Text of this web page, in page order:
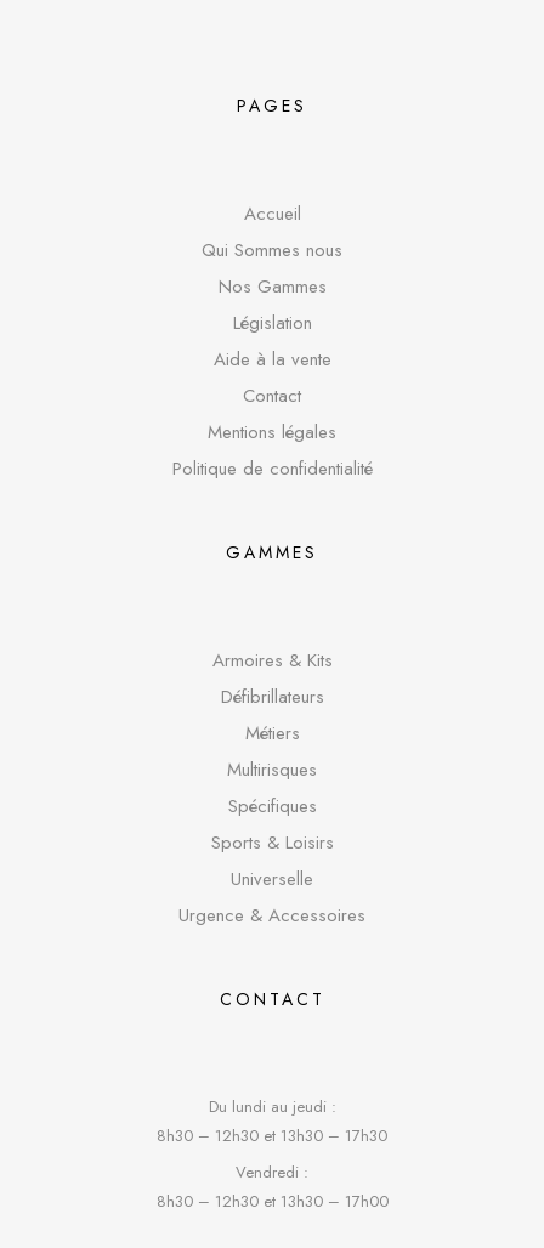
PAGES
Accueil
Qui Sommes nous
Nos Gammes
Législation
Aide à la vente
Contact
Mentions légales
Politique de confidentialité
GAMMES
Armoires & Kits
Défibrillateurs
Métiers
Multirisques
Spécifiques
Sports & Loisirs
Universelle
Urgence & Accessoires
CONTACT
Du lundi au jeudi :
8h30 – 12h30 et 13h30 – 17h30
Vendredi :
8h30 – 12h30 et 13h30 – 17h00